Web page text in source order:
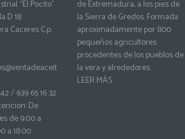
“El Pocito”
D 18
Caceres C.p.
/ 639 65 16 32
De
de 9:00 a
a 18:00
de Extremadura, a los pies de
la Sierra de Gredos. Formada
aproximadamente por 800
pequeños agricultores
procedentes de los pueblos de
la vera y alrededores.
LEER MÁS